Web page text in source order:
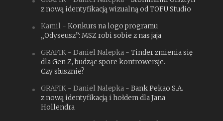
z nową identyfikacją wizualną od TOFU Studio
Kamil- Konkurs na logo programu
„Odyseusz”: MSZ robi sobie z nas jaja
GRAFIK - Daniel Nalepka- Tinder zmienia się
dla Gen Z, budząc spore kontrowersje.
Czy słusznie?
GRAFIK - Daniel Nalepka- Bank Pekao S.A.
z nową identyfikacją i hołdem dla Jana
Hollendra